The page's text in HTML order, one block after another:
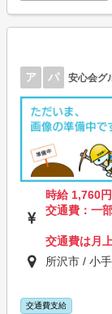
ア パ 安心会グ
時給 1,760
交通費：一
交通費は月
所沢市 / 小
交通費支給